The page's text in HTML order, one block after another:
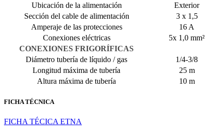
Ubicación de la alimentación
Exterior
Sección del cable de alimentación
3 x 1,5
Amperaje de las protecciones
16 A
Conexiones eléctricas
5x 1,0 mm²
CONEXIONES FRIGORÍFICAS
Diámetro tubería de líquido / gas
1/4-3/8
Longitud máxima de tubería
25 m
Altura máxima de tubería
10 m
FICHA TÉCNICA
FICHA TÉCICA ETNA